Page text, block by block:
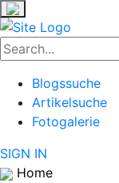
Blogssuche
Artikelsuche
Fotogalerie
SIGN IN
Home